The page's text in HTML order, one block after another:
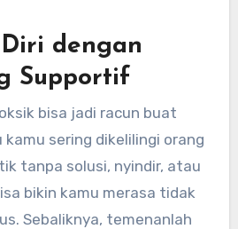
dengan
Supportif
bisa jadi racun buat
sering dikelilingi orang
tanpa solusi, nyindir, atau
bikin kamu merasa tidak
Sebaliknya, temenanlah